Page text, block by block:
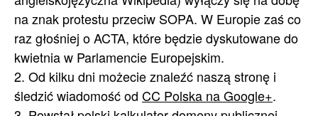
na znak protestu przeciw SOPA. W Europie zaś co
raz głośniej o ACTA, które będzie dyskutowane do
kwietnia w Parlamencie Europejskim.
2. Od kilku dni możecie znaleźć naszą stronę i
śledzić wiadomość od CC Polska na Google+.